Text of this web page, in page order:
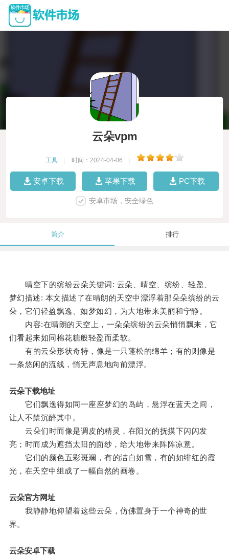
云朵vpm
工具 时间：2024-04-06
安卓下载 苹果下载 PC下载
安卓市场，安全绿色
简介 排行
晴空下的缤纷云朵关键词: 云朵、晴空、缤纷、轻盈、
梦幻描述: 本文描述了在晴朗的天空中漂浮着那朵朵缤纷的云
朵，它们轻盈飘逸、如梦如幻，为大地带来美丽和宁静。
内容:在晴朗的天空上，一朵朵缤纷的云朵悄悄飘来，它
们看起来如同棉花糖般轻盈而柔软。
有的云朵形状奇特，像是一只蓬松的绵羊；有的则像是
一条悠闲的流线，悄无声息地向前漂浮。
云朵下载地址
它们飘逸得如同一座座梦幻的岛屿，悬浮在蓝天之间，
让人不禁沉醉其中。
云朵们时而像是调皮的精灵，在阳光的抚摸下闪闪发
亮；时而成为遮挡太阳的面纱，给大地带来阵阵凉意。
它们的颜色五彩斑斓，有的洁白如雪，有的如绯红的霞
光，在天空中组成了一幅自然的画卷。
云朵官方网址
我静静地仰望着这些云朵，仿佛置身于一个神奇的世
界。
云朵安卓下载